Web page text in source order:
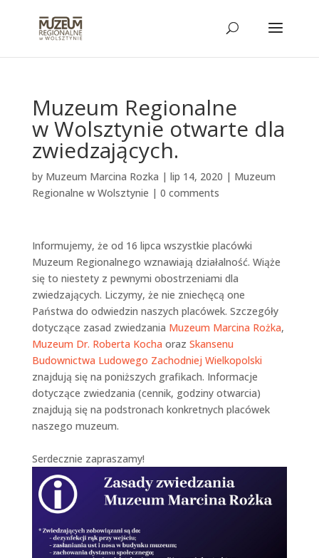
Muzeum Regionalne
w Wolsztynie otwarte dla
zwiedzających.
by Muzeum Marcina Rozka | lip 14, 2020 | Muzeum
Regionalne w Wolsztynie | 0 comments
Informujemy, że od 16 lipca wszystkie placówki
Muzeum Regionalnego wznawiają działalność. Wiąże
się to niestety z pewnymi obostrzeniami dla
zwiedzających. Liczymy, że nie zniechęcą one
Państwa do odwiedzin naszych placówek. Szczegóły
dotyczące zasad zwiedzania Muzeum Marcina Rożka,
Muzeum Dr. Roberta Kocha oraz Skansenu
Budownictwa Ludowego Zachodniej Wielkopolski
znajdują się na poniższych grafikach. Informacje
dotyczące zwiedzania (cennik, godziny otwarcia)
znajdują się na podstronach konkretnych placówek
naszego muzeum.
Serdecznie zapraszamy!